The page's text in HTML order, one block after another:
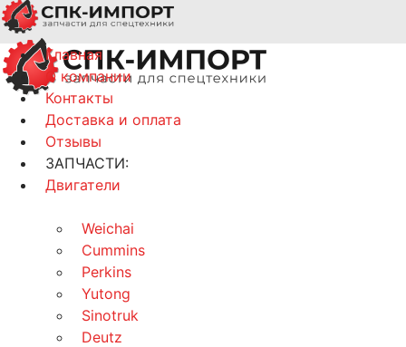
Главная
О компании
Контакты
Доставка и оплата
Отзывы
ЗАПЧАСТИ:
Двигатели
Weichai
Cummins
Perkins
Yutong
Sinotruk
Deutz